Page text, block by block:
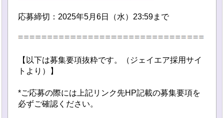
応募締切：2025年5月6日（水）23:59まで
【以下は募集要項抜粋です。（ジェイエア採用サイ
トより）】
*ご応募の際には上記リンク先HP記載の募集要項を
必ずご確認ください。